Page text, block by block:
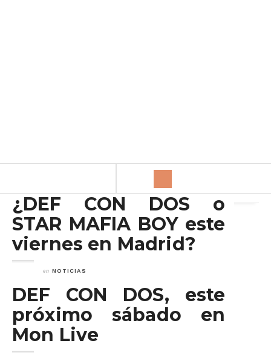
¿DEF CON DOS o
STAR MAFIA BOY este
viernes en Madrid?
en NOTICIAS
DEF CON DOS, este
próximo sábado en
Mon Live